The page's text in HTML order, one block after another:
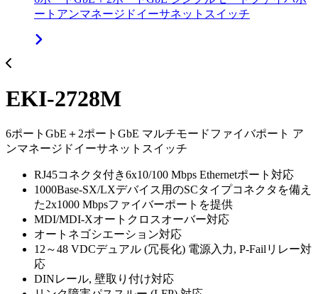
ートアンマネージドイーサネットスイッチ
EKI-2728M
6ポートGbE＋2ポートGbE マルチモードファイバポート ア
ンマネージドイーサネットスイッチ
RJ45コネクタ付き6x10/100 Mbps Ethernetポート対応
1000Base-SX/LXデバイス用のSCタイプコネクタを備え
た2x1000 Mbpsファイバーポートを提供
MDI/MDI-Xオートクロスオーバー対応
オートネゴシエーション対応
12～48 VDCデュアル (冗長化) 電源入力, P-Failリレー対
応
DINレール, 壁取り付け対応